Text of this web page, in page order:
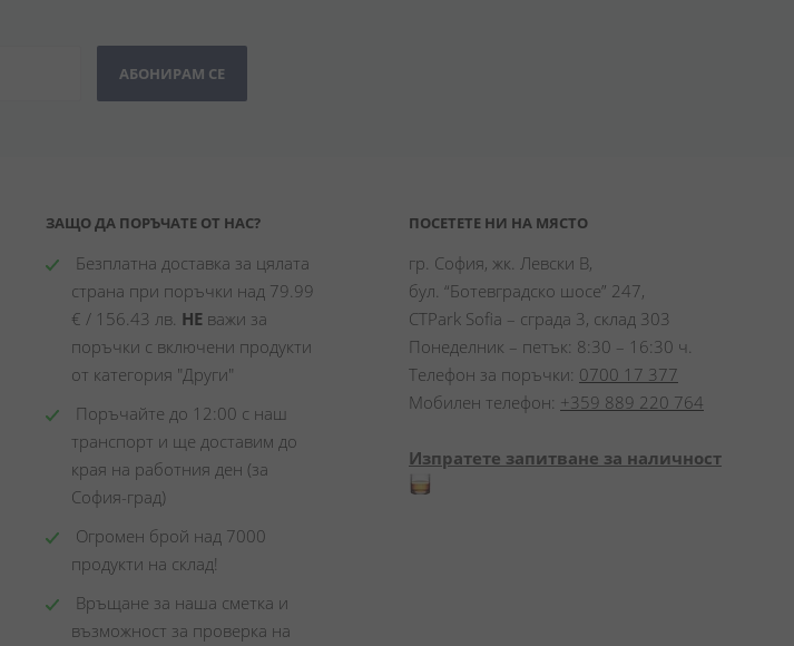
АБОНИРАМ СЕ
ЗАЩО ДА ПОРЪЧАТЕ ОТ НАС?
Безплатна доставка за цялата
страна при поръчки над 79.99
€ / 156.43 лв. НЕ важи за
поръчки с включени продукти
от категория "Други"
Поръчайте до 12:00 с наш
транспорт и ще доставим до
края на работния ден (за
София-град)
Огромен брой над 7000
продукти на склад!
Връщане за наша сметка и
възможност за проверка на
ПОСЕТЕТЕ НИ НА МЯСТО
гр. София, жк. Левски В,
бул. “Ботевградско шосе” 247,
CTPark Sofia – сграда 3, склад 303
Понеделник – петък: 8:30 – 16:30 ч.
Телефон за поръчки: 0700 17 377
Мобилен телефон: +359 889 220 764
Изпратете запитване за наличност